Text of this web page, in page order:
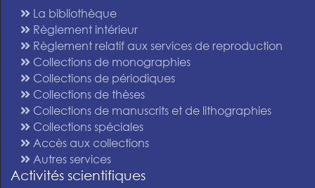
La bibliothèque
Règlement intérieur
Règlement relatif aux services de reproduction
Collections de monographies
Collections de périodiques
Collections de thèses
Collections de manuscrits et de lithographies
Collections spéciales
Accès aux collections
Autres services
Activités scientifiques